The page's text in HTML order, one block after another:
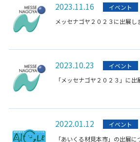
2023.11.16
イベント
メッセナゴヤ２０２３に出展し
2023.10.23
イベント
「メッセナゴヤ２０２３」に出
2022.01.12
イベント
「あいくる材見本市」の出展に